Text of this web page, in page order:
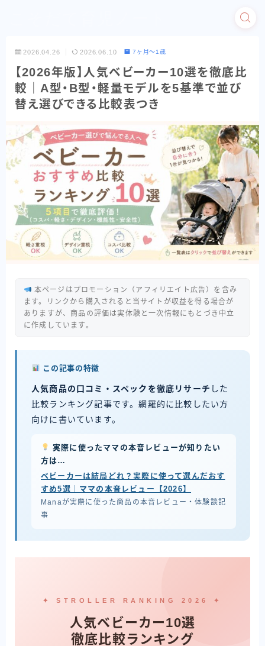
2026.04.26 2026.06.10 7ヶ月〜1歳
【2026年版】人気ベビーカー10選を徹底比
較｜A型・B型・軽量モデルを5基準で並び
替え選びできる比較表つき
本ページはプロモーション（アフィリエイト広告）を含み
ます。リンクから購入されると当サイトが収益を得る場合が
ありますが、商品の評価は実体験と一次情報にもとづき中立
に作成しています。
この記事の特徴
人気商品の口コミ・スペックを徹底リサーチ した
比較ランキング記事です。網羅的に比較したい方
向けに書いています。
実際に使ったママの本音レビューが知りたい
方は…
ベビーカーは結局どれ？実際に使って選んだおす
すめ5選｜ママの本音レビュー【2026】
Manaが実際に使った商品の本音レビュー・体験談記
事
✦ STROLLER RANKING 2026 ✦
人気ベビーカー10選
徹底比較ランキング